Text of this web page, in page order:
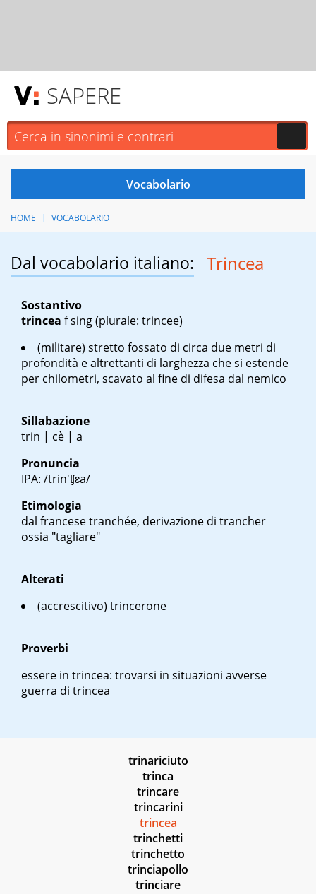
SAPERE
HOME VOCABOLARIO
Dal vocabolario italiano: Trincea
Sostantivo
trincea f sing(plurale: trincee)
(militare) stretto fossato di circa due metri di
profondità e altrettanti di larghezza che si estende
per chilometri, scavato al fine di difesa dal nemico
Sillabazione
trin | cè | a
Pronuncia
IPA: /trin'ʧɛa/
Etimologia
dal francesetranchée, derivazione di trancher
ossia "tagliare"
Alterati
(accrescitivo) trincerone
Proverbi
essere in trincea: trovarsi in situazioni avverse
guerra di trincea
trinariciuto
trinca
trincare
trincarini
trincea
trinchetti
trinchetto
trinciapollo
trinciare